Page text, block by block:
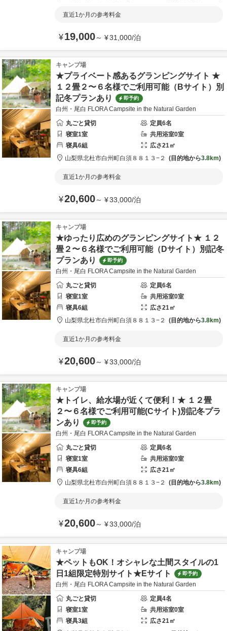
直近1か月の参考料金
¥19,000～ ¥31,000/泊
キャンプ場
★プライベート感あるグランピングサイト ★
１２畳２〜６名様でご利用可能（Bサイト）別
記冬プランあり
即予約
白州・尾白 FLORA Campsite in the Natural Garden
丸ごと貸切
定員6名
寝室1室 共用浴室0室
寝具6組 広さ21㎡
山梨県北杜市白州町白須８８１３−２ 目的地から3.8km
直近1か月の参考料金
¥20,600～ ¥33,000/泊
キャンプ場
★ゆったり広めのグランピングサイト★ １２
畳２〜６名様でご利用可能（Dサイト）別記冬
プランあり
即予約
白州・尾白 FLORA Campsite in the Natural Garden
丸ごと貸切
定員6名
寝室1室 共用浴室0室
寝具6組 広さ21㎡
山梨県北杜市白州町白須８８１３−２ 目的地から3.8km
直近1か月の参考料金
¥20,600～ ¥33,000/泊
キャンプ場
★トイレ、給水場が近くて便利！★ １２畳
２〜６名様でご利用可能(Cサイト)別記冬プラ
ンあり
即予約
白州・尾白 FLORA Campsite in the Natural Garden
丸ごと貸切
定員6名
寝室1室 共用浴室0室
寝具6組 広さ21㎡
山梨県北杜市白州町白須８８１３−２ 目的地から3.8km
直近1か月の参考料金
¥20,600～ ¥33,000/泊
キャンプ場
★ペットもOK！オシャレな土間スタイルの1
日1組限定特別サイト★Eサイト
即予約
白州・尾白 FLORA Campsite in the Natural Garden
丸ごと貸切
定員4名
寝室1室 共用浴室0室
寝具3組 広さ21㎡